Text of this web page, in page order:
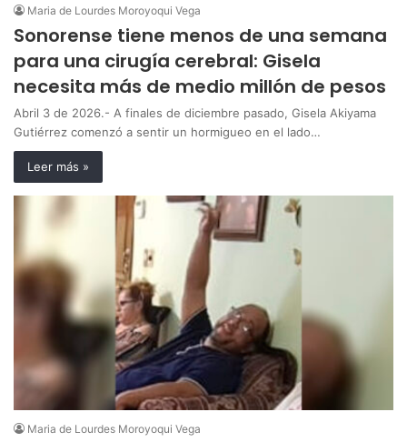
Maria de Lourdes Moroyoqui Vega
Sonorense tiene menos de una semana
para una cirugía cerebral: Gisela
necesita más de medio millón de pesos
Abril 3 de 2026.- A finales de diciembre pasado, Gisela Akiyama
Gutiérrez comenzó a sentir un hormigueo en el lado…
Leer más »
Maria de Lourdes Moroyoqui Vega